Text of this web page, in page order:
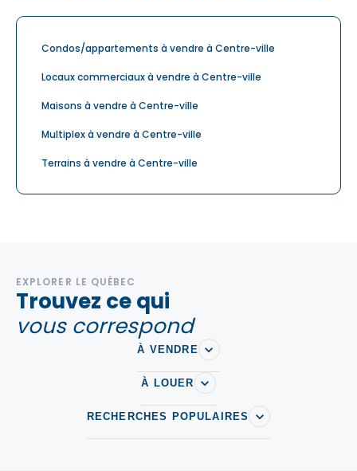
Condos/appartements à vendre à Centre-ville
Locaux commerciaux à vendre à Centre-ville
Maisons à vendre à Centre-ville
Multiplex à vendre à Centre-ville
Terrains à vendre à Centre-ville
EXPLORER LE QUÉBEC
Trouvez ce qui
vous correspond
À VENDRE
À LOUER
RECHERCHES POPULAIRES